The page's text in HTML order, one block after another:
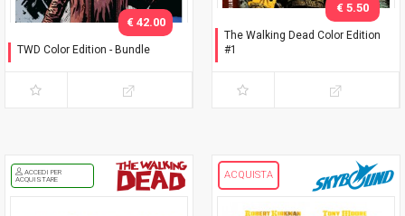
TWD Color Edition - Bundle
€ 42.00
The Walking Dead Color Edition
#1
€ 5.50
ACCEDI PER
ACQUISTARE
ACQUISTA